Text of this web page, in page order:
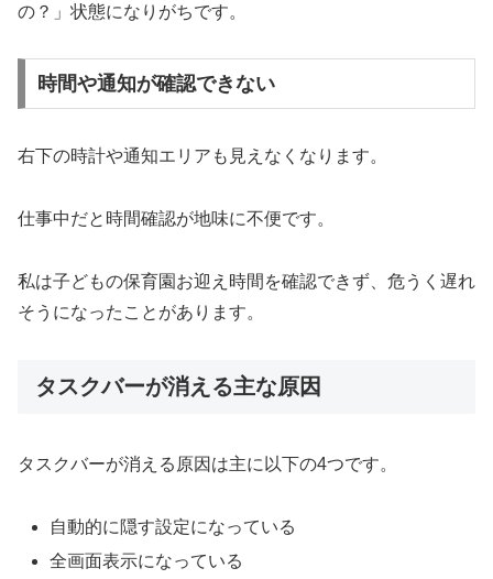
の？」状態になりがちです。
時間や通知が確認できない
右下の時計や通知エリアも見えなくなります。
仕事中だと時間確認が地味に不便です。
私は子どもの保育園お迎え時間を確認できず、危うく遅れ
そうになったことがあります。
タスクバーが消える主な原因
タスクバーが消える原因は主に以下の4つです。
自動的に隠す設定になっている
全画面表示になっている